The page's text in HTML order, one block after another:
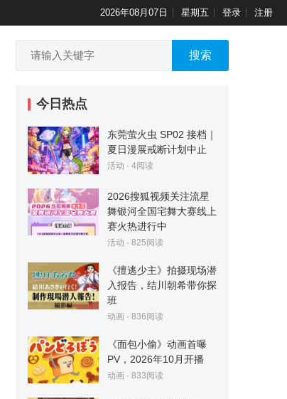
2026年08月07日 星期五 登录 注册
搜索
今日热点
东莞萤火虫 SP02 接档｜
夏日漫展戒断计划中止
活动 · 4阅读
2026搜狐视频关注流星
舞银河全国宅舞大赛线上
赛火热进行中
活动 · 825阅读
《擅逃少主》拍摄现场潜
入报告，结川朝希带你探
班
动画 · 836阅读
《面包小偷》动画首曝
PV，2026年10月开播
动画 · 833阅读